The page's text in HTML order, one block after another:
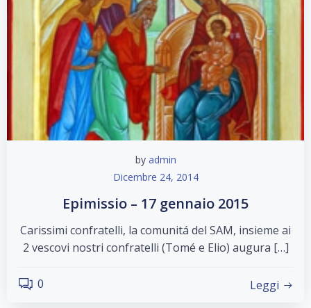
by admin
Dicembre 24, 2014
Epimissio – 17 gennaio 2015
Carissimi confratelli, la comunitá del SAM, insieme ai
2 vescovi nostri confratelli (Tomé e Elio) augura […]
0 Leggi